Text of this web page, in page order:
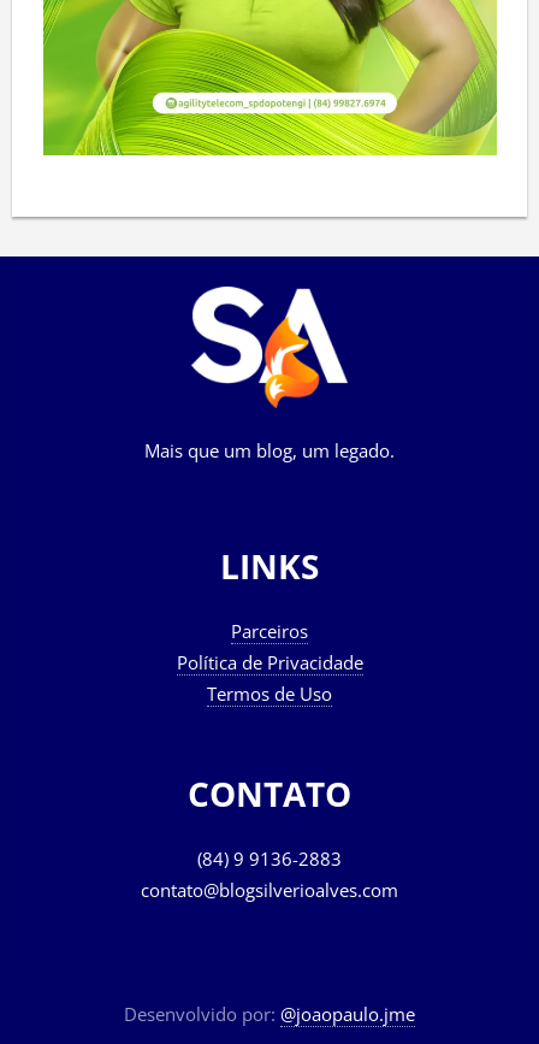
Mais que um blog, um legado.
LINKS
Parceiros
Política de Privacidade
Termos de Uso
CONTATO
(84) 9 9136-2883
contato@blogsilverioalves.com
Desenvolvido por: @joaopaulo.jme